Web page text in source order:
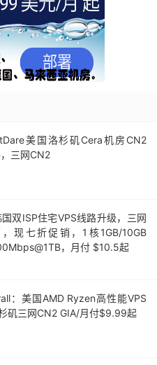
美国洛杉矶Cera机房CN2
三网CN2
双ISP住宅VPS线路升级，三网
现七折促销，1核1GB/10GB
，月付 $10.5起
：美国AMD Ryzen高性能VPS
矶三网CN2 GIA/月付$9.99起